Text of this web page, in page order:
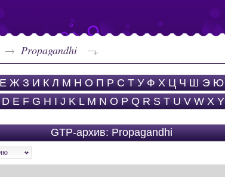
Propagandhi
Е Ж З И К Л М Н О П Р С Т У Ф Х Ц Ч Ш Э Ю
D E F G H I J K L M N O P Q R S T U V W X Y
GTP-архив: Propagandhi